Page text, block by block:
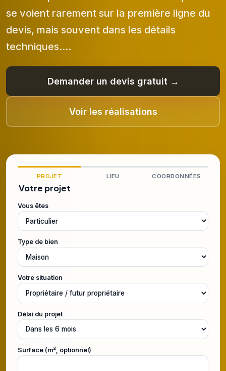
se voient rarement sur la première ligne du
devis, mais souvent dans les détails
techniques....
Demander un devis gratuit →
Voir les réalisations
PROJET LIEU COORDONNÉES
Votre projet
Vous êtes
Type de bien
Votre situation
Délai du projet
Surface (m², optionnel)